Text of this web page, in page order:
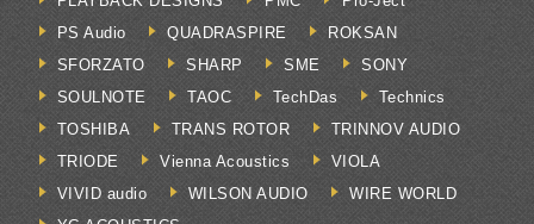
PS Audio
QUADRASPIRE
ROKSAN
SFORZATO
SHARP SME
SONY
SOULNOTE
TAOC TechDas
Technics
TOSHIBA
TRANS ROTOR
TRINNOV AUDIO
TRIODE
Vienna Acoustics
VIOLA
VIVID audio
WILSON AUDIO
WIRE WORLD